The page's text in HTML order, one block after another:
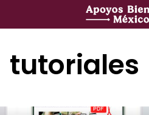
tutoriales